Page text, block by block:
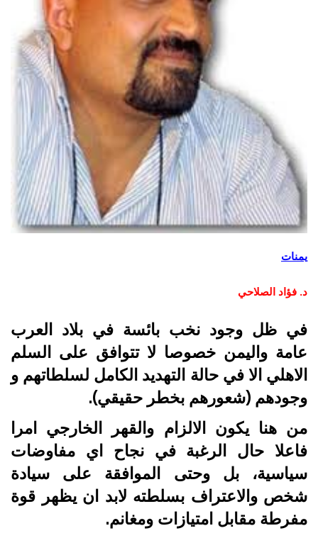
يمنات
د. فؤاد الصلاحي
في ظل وجود نخب بائسة في بلاد العرب
عامة واليمن خصوصا لا تتوافق على السلم
الاهلي الا في حالة التهديد الكامل لسلطاتهم و
وجودهم (شعورهم بخطر حقيقي).
من هنا يكون الالزام والقهر الخارجي امرا
فاعلا حال الرغبة في نجاح اي مفاوضات
سياسية، بل وحتى الموافقة على سيادة
شخص والاعتراف بسلطته لابد ان يظهر قوة
مفرطة مقابل امتيازات ومغانم.